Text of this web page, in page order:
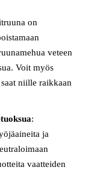
on
veteen
Voit myös
niille raikkaan
:
ja
vaatteiden